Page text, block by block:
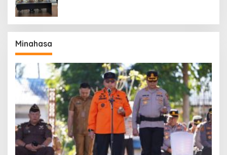
Minahasa